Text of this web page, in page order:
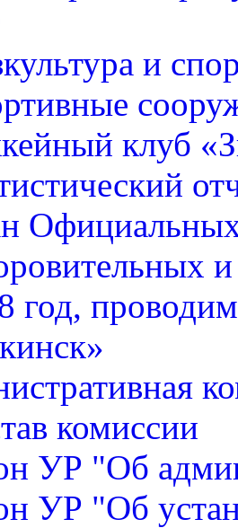
и
клуб
год,
комиссии
УР "Об
УР "Об